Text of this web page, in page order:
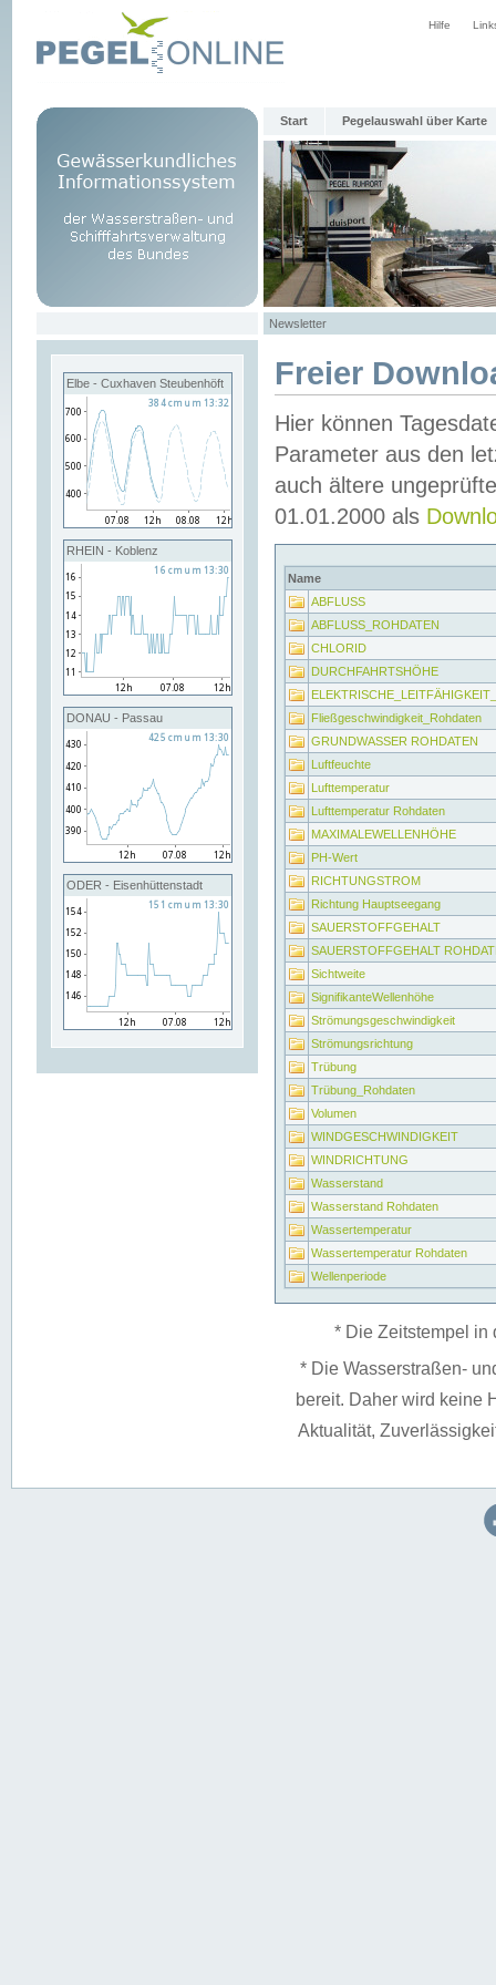
Hilfe
Start Pegelauswahl über Karte
Newsletter
Elbe - Cuxhaven Steubenhöft
RHEIN - Koblenz
DONAU - Passau
ODER - Eisenhüttenstadt
Freier
Hier können
Parameter aus den
auch ältere
01.01.2000 als
Name
ABFLUSS
ABFLUSS_ROHDATEN
CHLORID
DURCHFAHRTSHÖHE
Fließgeschwindigkeit_Rohdaten
GRUNDWASSER ROHDATEN
Luftfeuchte
Lufttemperatur
Lufttemperatur Rohdaten
MAXIMALEWELLENHÖHE
PH-Wert
RICHTUNGSTROM
Richtung Hauptseegang
SAUERSTOFFGEHALT
SAUERSTOFFGEHALT
Sichtweite
SignifikanteWellenhöhe
Strömungsgeschwindigkeit
Strömungsrichtung
Trübung
Trübung_Rohdaten
Volumen
WINDGESCHWINDIGKEIT
WINDRICHTUNG
Wasserstand
Wasserstand Rohdaten
Wassertemperatur
Wassertemperatur Rohdaten
Wellenperiode
* Die Zeitstempel in
* Die Wasserstraßen-
bereit. Daher wird keine
Aktualität,